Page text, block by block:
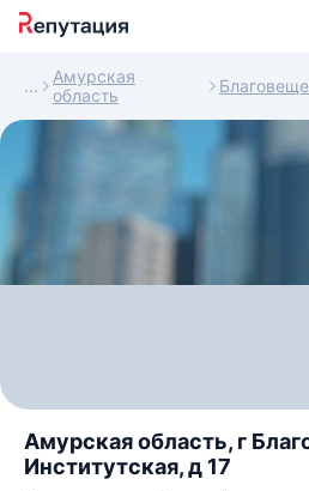
Амурская
область
Амурская область, г
Институтская, д 17